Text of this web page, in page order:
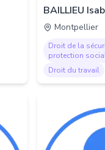
BAILLIEU
Montpellier
Droit de la
protection
Droit du travail